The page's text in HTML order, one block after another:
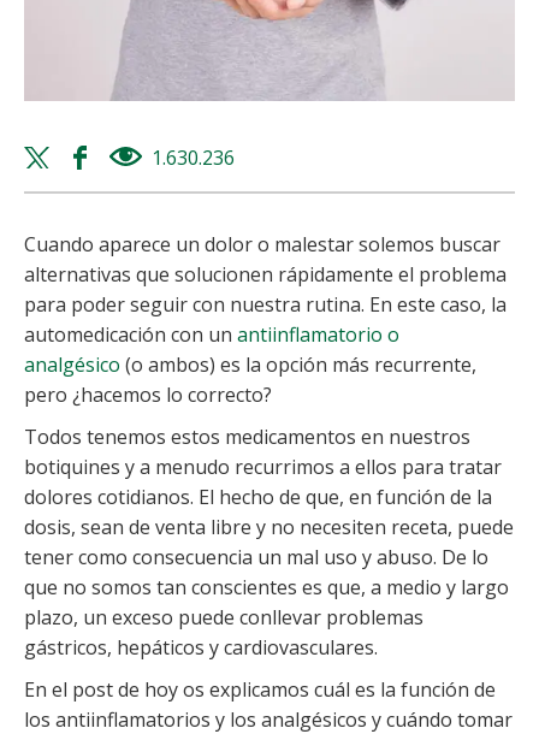
Twitter
share
Facebook
share
1.630.236
Cuando aparece un dolor o malestar solemos buscar
alternativas que solucionen rápidamente el problema
para poder seguir con nuestra rutina. En este caso, la
automedicación con un antiinflamatorio o
analgésico (o ambos) es la opción más recurrente,
pero ¿hacemos lo correcto?
Todos tenemos estos medicamentos en nuestros
botiquines y a menudo recurrimos a ellos para tratar
dolores cotidianos. El hecho de que, en función de la
dosis, sean de venta libre y no necesiten receta, puede
tener como consecuencia un mal uso y abuso. De lo
que no somos tan conscientes es que, a medio y largo
plazo, un exceso puede conllevar problemas
gástricos, hepáticos y cardiovasculares.
En el post de hoy os explicamos cuál es la función de
los antiinflamatorios y los analgésicos y cuándo tomar